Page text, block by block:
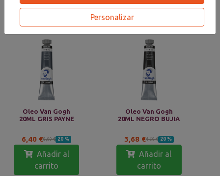
PRODUCTOSRELACIONADOS
Oleo Van Gogh
20ML GRIS PAYNE
6,40 €8,00 € 20 %
Añadir al
carrito
Oleo Van Gogh
20ML NEGRO BUJIA
3,68 €4,60 € 20 %
Añadir al
carrito
Personalizar